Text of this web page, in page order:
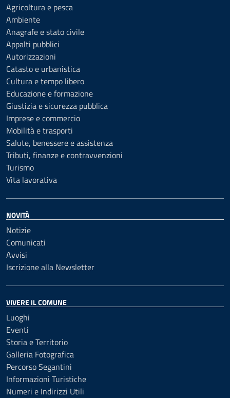
Agricoltura e pesca
Ambiente
Anagrafe e stato civile
Appalti pubblici
Autorizzazioni
Catasto e urbanistica
Cultura e tempo libero
Educazione e formazione
Giustizia e sicurezza pubblica
Imprese e commercio
Mobilità e trasporti
Salute, benessere e assistenza
Tributi, finanze e contravvenzioni
Turismo
Vita lavorativa
NOVITÀ
Notizie
Comunicati
Avvisi
Iscrizione alla Newsletter
VIVERE IL COMUNE
Luoghi
Eventi
Storia e Territorio
Galleria Fotografica
Percorso Segantini
Informazioni Turistiche
Numeri e Indirizzi Utili